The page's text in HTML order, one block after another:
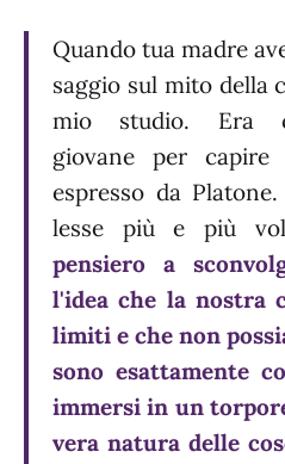
Quando tua madre
saggio sul mito della
mio studio. Era
giovane per
espresso da
lesse più e più
pensiero a
l'idea che la nostra
limiti e che non
sono esattamente
immersi in un
vera natura delle